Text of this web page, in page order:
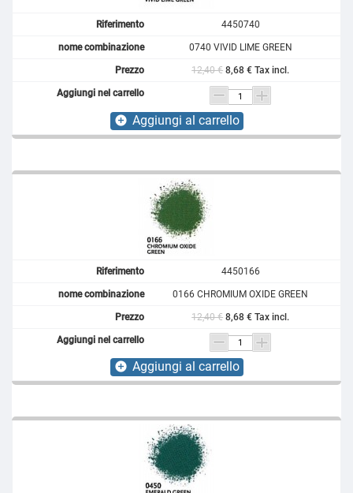
4450740
0740 VIVID LIME GREEN
12,40 € 8,68 € Tax incl.
add_circle Aggiungi al carrello
4450166
0166 CHROMIUM OXIDE GREEN
12,40 € 8,68 € Tax incl.
add_circle Aggiungi al carrello